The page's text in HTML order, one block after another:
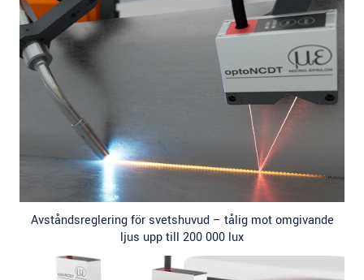
Avståndsreglering för svetshuvud – tålig mot omgivande
ljus upp till 200 000 lux